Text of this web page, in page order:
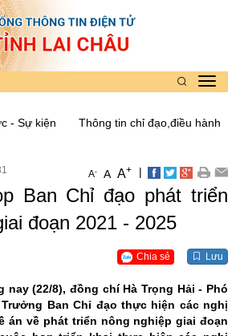
- Sự kiện
Thông tin chỉ đạo,điều hành
A- A A+ |
Ban Chỉ đạo phát triển
đoạn 2021 - 2025
Chia sẻ Lưu
nay (22/8), đồng chí Hà Trọng Hải - Phó
Ban Chỉ đạo thực hiện các nghị
án về phát triển nông nghiệp giai đoạn